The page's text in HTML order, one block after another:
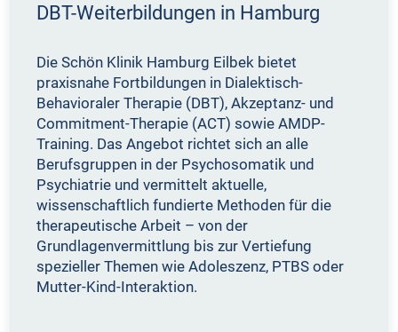
DBT-Weiterbildungen in Hamburg
Die Schön Klinik Hamburg Eilbek bietet
praxisnahe Fortbildungen in Dialektisch-
Behavioraler Therapie (DBT), Akzeptanz- und
Commitment-Therapie (ACT) sowie AMDP-
Training. Das Angebot richtet sich an alle
Berufsgruppen in der Psychosomatik und
Psychiatrie und vermittelt aktuelle,
wissenschaftlich fundierte Methoden für die
therapeutische Arbeit – von der
Grundlagenvermittlung bis zur Vertiefung
spezieller Themen wie Adoleszenz, PTBS oder
Mutter-Kind-Interaktion.